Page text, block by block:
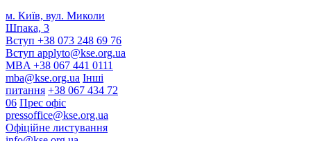
м. Київ, вул. Миколи
Шпака, 3
Вступ +38 073 248 69 76
Вступ applyto@kse.org.ua
MBA +38 067 441 0111
mba@kse.org.ua Інші
питання +38 067 434 72
06 Прес офіс
pressoffice@kse.org.ua
Офіційне листування